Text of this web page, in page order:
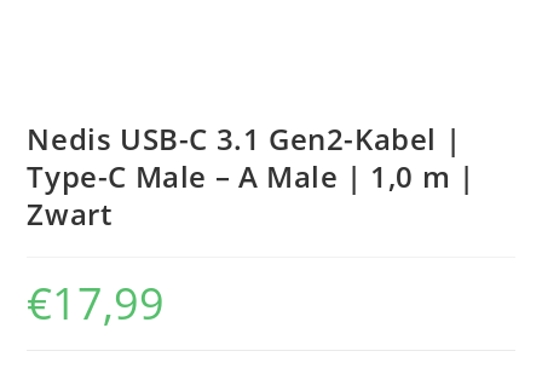
Nedis USB-C 3.1 Gen2-Kabel |
Type-C Male – A Male | 1,0 m |
Zwart
€17,99